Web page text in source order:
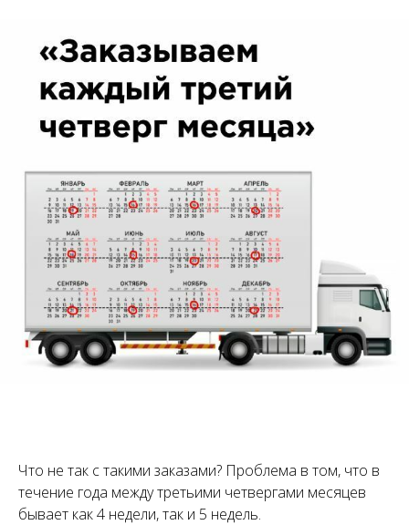
Что не так с такими заказами? Проблема в том, что в
течение года между третьими четвергами месяцев
бывает как 4 недели, так и 5 недель.